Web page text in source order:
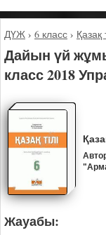
ДҮЖ › 6 класс › Қазақ
Дайын үй
класс 2018
Жауабы: